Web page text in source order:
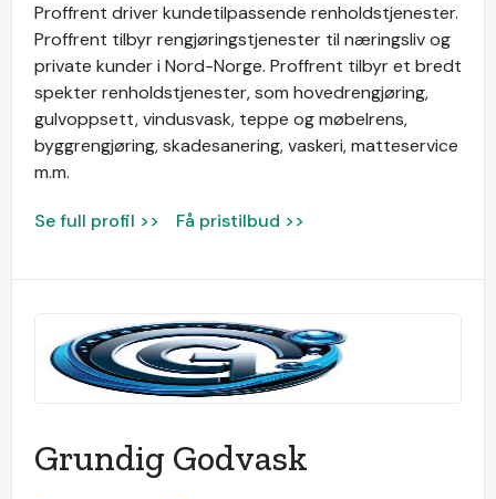
Proffrent driver kundetilpassende renholdstjenester.
Proffrent tilbyr rengjøringstjenester til næringsliv og
private kunder i Nord-Norge. Proffrent tilbyr et bredt
spekter renholdstjenester, som hovedrengjøring,
gulvoppsett, vindusvask, teppe og møbelrens,
byggrengjøring, skadesanering, vaskeri, matteservice
m.m.
Se full profil >> Få pristilbud >>
Grundig Godvask